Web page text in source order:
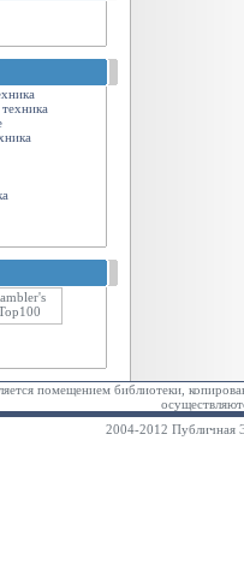
помещением библиотеки,
2004-2012 Публичная